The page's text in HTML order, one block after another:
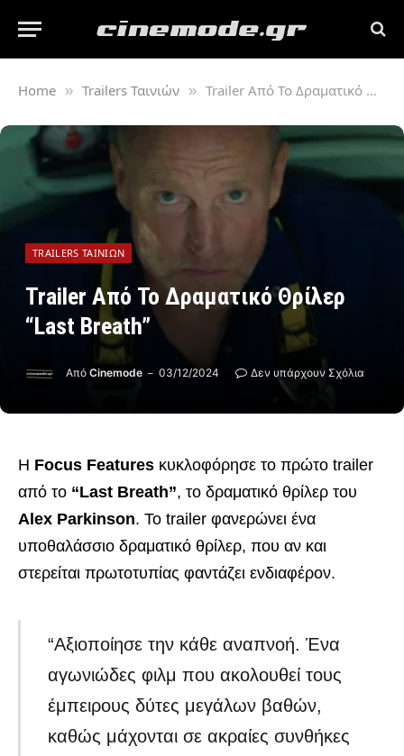
Home » Trailers Ταινιών » Trailer Από Το Δραματικό Θρίλερ “Last Breath”
TRAILERS ΤΑΙΝΙΏΝ
Trailer Από Το Δραματικό Θρίλερ
“Last Breath”
Από Cinemode 03/12/2024 Δεν υπάρχουν Σχόλια
Η Focus Features κυκλοφόρησε το πρώτο trailer
από το “Last Breath”, το δραματικό θρίλερ του
Alex Parkinson. Το trailer φανερώνει ένα
υποθαλάσσιο δραματικό θρίλερ, που αν και
στερείται πρωτοτυπίας φαντάζει ενδιαφέρον.
“Αξιοποίησε την κάθε αναπνοή. Ένα
αγωνιώδες φιλμ που ακολουθεί τους
έμπειρους δύτες μεγάλων βαθών,
καθώς μάχονται σε ακραίες συνθήκες